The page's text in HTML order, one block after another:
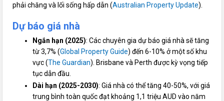
phải chăng và lối sống hấp dẫn (Australian Property Update).
Dự báo giá nhà
Ngắn hạn (2025): Các chuyên gia dự báo giá nhà sẽ tăng
từ 3,7% (Global Property Guide) đến 6-10% ở một số khu
vực (The Guardian). Brisbane và Perth được kỳ vọng tiếp
tục dẫn đầu.
Dài hạn (2025-2030): Giá nhà có thể tăng 40-50%, với giá
trung bình toàn quốc đạt khoảng 1,1 triệu AUD vào năm